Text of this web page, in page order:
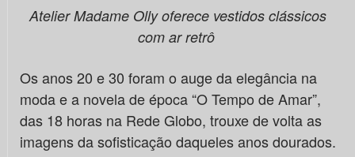
Atelier Madame Olly oferece vestidos clássicos
com ar retrô
Os anos 20 e 30 foram o auge da elegância na
moda e a novela de época “O Tempo de Amar”,
das 18 horas na Rede Globo, trouxe de volta as
imagens da sofisticação daqueles anos dourados.